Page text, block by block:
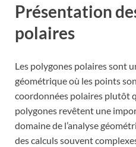
Présentation
polaires
Les polygones polaires sont
géométrique où les points
coordonnées polaires plutôt
polygones revêtent une
domaine de l’analyse
des calculs souvent